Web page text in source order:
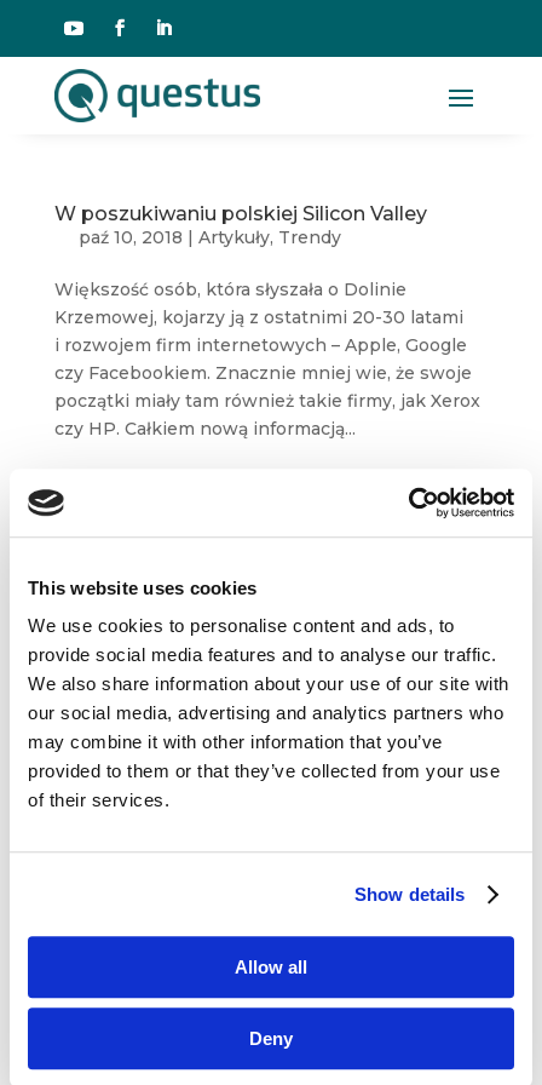
This website uses cookies
We use cookies to personalise content and ads, to
provide social media features and to analyse our traffic.
We also share information about your use of our site with
our social media, advertising and analytics partners who
may combine it with other information that you’ve
provided to them or that they’ve collected from your use
of their services.
Show details
Allow all
Deny
W poszukiwaniu polskiej Silicon Valley
paź 10, 2018 | Artykuły, Trendy
Większość osób, która słyszała o Dolinie
Krzemowej, kojarzy ją z ostatnimi 20-30 latami
i rozwojem firm internetowych – Apple, Google
czy Facebookiem. Znacznie mniej wie, że swoje
początki miały tam również takie firmy, jak Xerox
czy HP. Całkiem nową informacją...

questus
ul. Organizacji WiN 83/7
91-811 Łódź
 601 098 038
 questus@questus.pl
Polityka prywatności